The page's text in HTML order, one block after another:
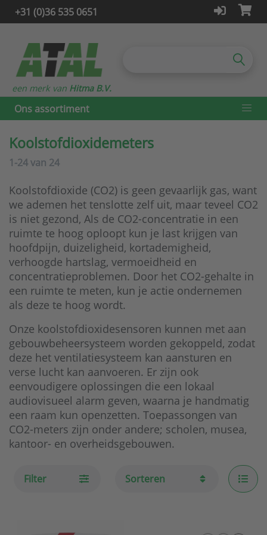
+31 (0)36 535 0651
Ons assortiment
een merk van Hitma B.V.
Koolstofdioxidemeters
1-24van 24
Koolstofdioxide (CO2) is geen gevaarlijk gas, want
we ademen het tenslotte zelf uit, maar teveel CO2
is niet gezond, Als de CO2-concentratie in een
ruimte te hoog oploopt kun je last krijgen van
hoofdpijn, duizeligheid, kortademigheid,
verhoogde hartslag, vermoeidheid en
concentratieproblemen. Door het CO2-gehalte in
een ruimte te meten, kun je actie ondernemen
als deze te hoog wordt.
Onze koolstofdioxidesensoren kunnen met aan
gebouwbeheersysteem worden gekoppeld, zodat
deze het ventilatiesysteem kan aansturen en
verse lucht kan aanvoeren. Er zijn ook
eenvoudigere oplossingen die een lokaal
audiovisueel alarm geven, waarna je handmatig
een raam kun openzetten. Toepassongen van
CO2-meters zijn onder andere; scholen, musea,
kantoor- en overheidsgebouwen.
Filter Sorteren